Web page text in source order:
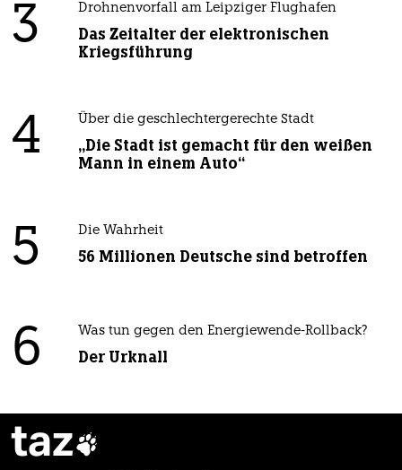
3 Drohnenvorfall am Leipziger Flughafen
Das Zeitalter der elektronischen
Kriegsführung
4 Über die geschlechtergerechte Stadt
„Die Stadt ist gemacht für den weißen
Mann in einem Auto“
5 Die Wahrheit
56 Millionen Deutsche sind betroffen
6 Was tun gegen den Energiewende-Rollback?
Der Urknall
taz